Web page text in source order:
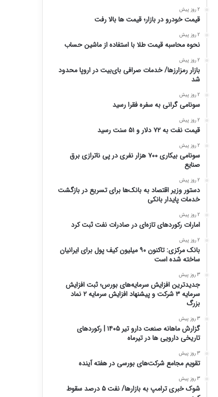
2 روز پیش
قیمت خودرو در بازار؛ قیمت ها بالا رفت
2 روز پیش
نحوه محاسبه قیمت طلا با استفاده از ماشین حساب
2 روز پیش
بازار رمزارزها/ خدمات صرافی بای‌بیت در اروپا محدود
شد
2 روز پیش
سونامی گرانی به سفره فقرا رسید
2 روز پیش
قیمت نفت به ۷۲ دلار و ۵۱ سنت رسید
2 روز پیش
سونامی بیکاری ۷۰۰ هزار نفری در پی ناترازی برق
صنایع
2 روز پیش
دستور وزیر اقتصاد به بانک‌ها برای تسریع در بازگشت
خدمات پایدار بانکی
2 روز پیش
امارات رکورد‌های تازه‌ای در صادرات نفت ثبت کرد
2 روز پیش
بانک مرکزی: تاکنون ۹۰ میلیون کیف پول برای ایرانیان
ساخته شده است
3 روز پیش
جدیدترین افزایش سرمایه‌های بورس؛ ثبت افزایش
سرمایه ۳ شرکت و پیشنهاد افزایش سرمایه ۲ نماد
بزرگ
3 روز پیش
گزارش ماهانه صنعت دارو تیر ۱۴۰۵ | رکوردهای
تاریخی دارویی ها در تیرماه
3 روز پیش
تقویم مجامع شرکت‌های بورسی در هفته آینده
3 روز پیش
شوک خبری ترامپ به بازارها/ نفت ۵ درصد سقوط